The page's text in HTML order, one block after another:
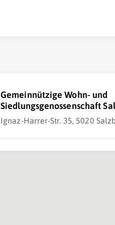
Gemeinnützige Wohn- und
Siedlungsgenossenschaft
Ignaz-Harrer-Str. 35, 5020